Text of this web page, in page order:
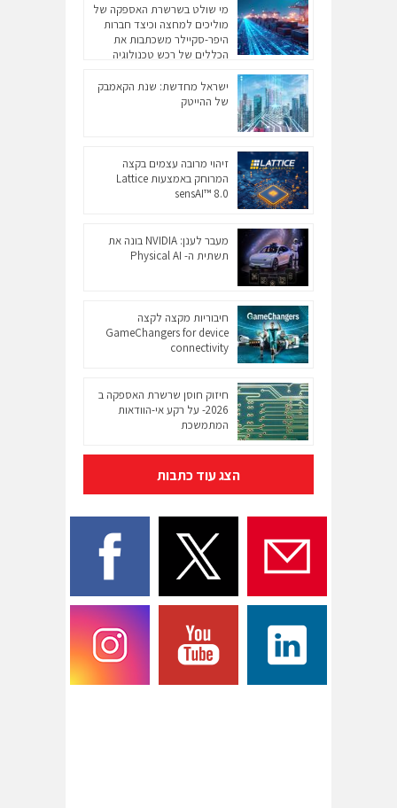
מי שולט בשרשרת האספקה של
מוליכים למחצה וכיצד חברות
היפר-סקיילר משכתבות את
הכללים של רכש טכנולוגיה
ישראל מחדשת: שנת הקאמבק
של ההייטק
זיהוי מרובה עצמים בקצה
המרוחק באמצעות Lattice
sensAI™ 8.0
מעבר לענן: NVIDIA בונה את
תשתית ה- Physical AI
חיבוריות מקצה לקצה
GameChangers for device
connectivity
חיזוק חוסן שרשרת האספקה ב
2026- על רקע אי-הוודאות
המתמשכת
הצג עוד כתבות